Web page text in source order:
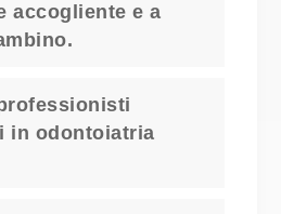
accogliente e a
in odontoiatria